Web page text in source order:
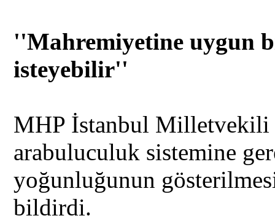
''Mahremiyetine uygun
isteyebilir''
MHP İstanbul Milletvekili
arabuluculuk sistemine
yoğunluğunun
bildirdi.